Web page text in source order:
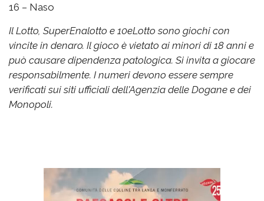
16 – Naso
Il Lotto, SuperEnalotto e 10eLotto sono giochi con
vincite in denaro. Il gioco è vietato ai minori di 18 anni e
può causare dipendenza patologica. Si invita a giocare
responsabilmente. I numeri devono essere sempre
verificati sui siti ufficiali dell'Agenzia delle Dogane e dei
Monopoli.